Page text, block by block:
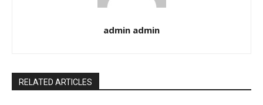
admin admin
RELATED ARTICLES